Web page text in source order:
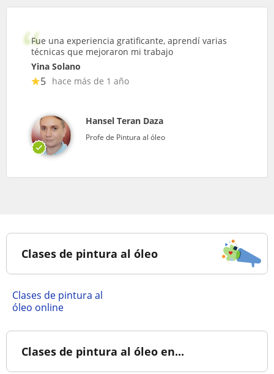
Fue una experiencia gratificante, aprendí varias
técnicas que mejoraron mi trabajo
Yina Solano
5 hace más de 1 año
Hansel Teran Daza
Profe de Pintura al óleo
Clases de pintura al óleo
Clases de pintura al
óleo online
Clases de pintura al óleo en...